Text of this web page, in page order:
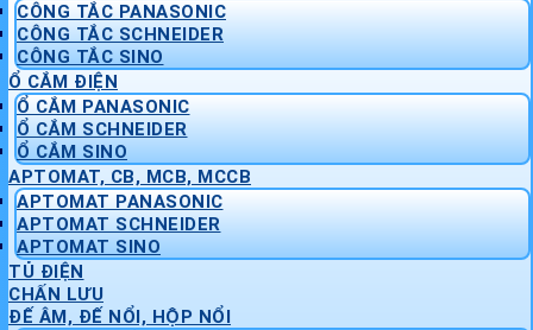
CÔNG TẮC PANASONIC
CÔNG TẮC SCHNEIDER
CÔNG TẮC SINO
Ổ CẮM ĐIỆN
Ổ CẮM PANASONIC
Ổ CẮM SCHNEIDER
Ổ CẮM SINO
APTOMAT, CB, MCB, MCCB
APTOMAT PANASONIC
APTOMAT SCHNEIDER
APTOMAT SINO
TỦ ĐIỆN
CHẤN LƯU
ĐẾ ÂM, ĐẾ NỔI, HỘP NỔI